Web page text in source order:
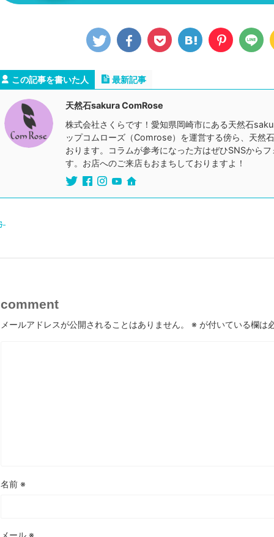
この記事を書いた人 最新記事
天然石sakura ComRose
株式会社さくらです！愛知県岡崎市にある天然石
ップコムローズ（Comrose）を運営する傍ら、天然
おります。コラムが参考になった方はぜひSNSから
す。お店へのご来店もおまちしておりますよ！
-
comment
メールアドレスが公開されることはありません。 ※ が付いている欄は
名前 ※